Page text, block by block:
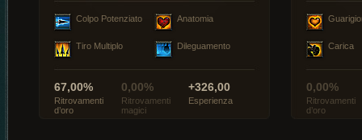
Colpo Potenziato Anatomia
Tiro Multiplo Dileguamento
67,00%
Ritrovamenti
d’oro
0,00%
Ritrovamenti
magici
+326,00
Esperienza
Carica
0,00%
Ritrovamenti
d’oro